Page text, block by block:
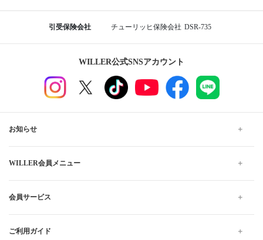
引受保険会社 チューリッヒ保険会社 DSR-735
WILLER公式SNSアカウント
お知らせ
WILLER会員メニュー
会員サービス
ご利用ガイド